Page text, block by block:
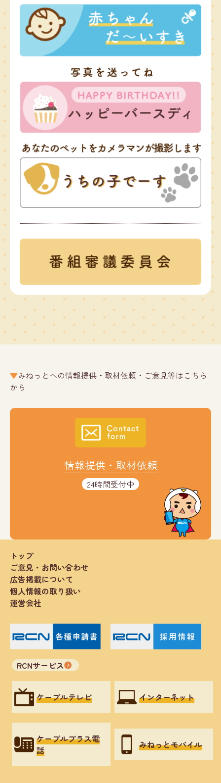
みねっとへの情報提供・取材依頼・ご意見等はこちら
から
情報提供・取材依頼
24時間受付中
トップ
ご意見・お問い合わせ
広告掲載について
個人情報の取り扱い
運営会社
RCNサービス
ケーブルテレビ インターネット
ケーブルプラス電
話
みねっとモバイル